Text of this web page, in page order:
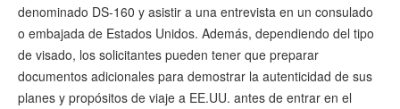
denominado DS-160 y asistir a una entrevista en un consulado
o embajada de Estados Unidos. Además, dependiendo del tipo
de visado, los solicitantes pueden tener que preparar
documentos adicionales para demostrar la autenticidad de sus
planes y propósitos de viaje a EE.UU. antes de entrar en el